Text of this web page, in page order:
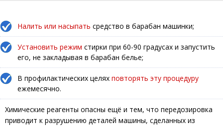
Налить или насыпать средство в барабан машинки;
Установить режим стирки при 60-90 градусах и запустить
его, не закладывая в барабан белье;
В профилактических целях повторять эту процедуру
ежемесячно.
Химические реагенты опасны ещё и тем, что передозировка
приводит к разрушению деталей машины, сделанных из